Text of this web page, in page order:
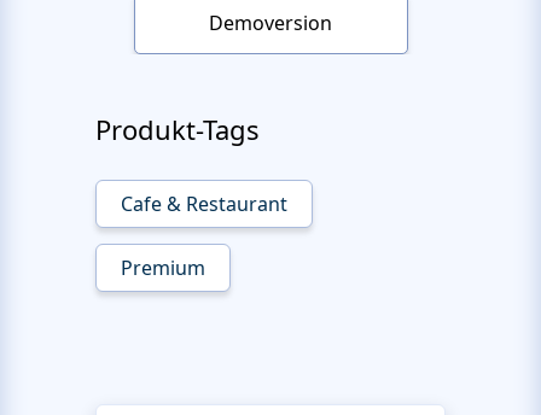
Demoversion
Produkt-Tags
Cafe & Restaurant
Premium